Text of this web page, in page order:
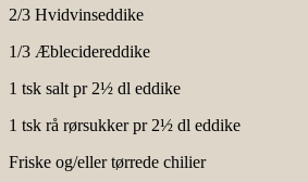
2/3 Hvidvinseddike
1/3 Æblecidereddike
1 tsk salt pr 2½ dl eddike
1 tsk rå rørsukker pr 2½ dl eddike
Friske og/eller tørrede chilier